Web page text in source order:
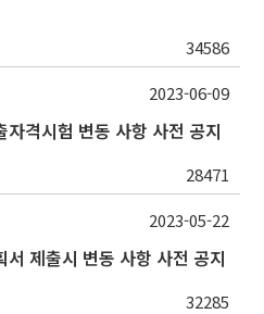
34586
격시험 변동 사항 사전 공지
28471
2023-06-09
제출시 변동 사항 사전 공지
32285
2023-05-22